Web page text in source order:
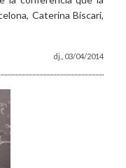
Caterina Biscari,
dj., 03/04/2014